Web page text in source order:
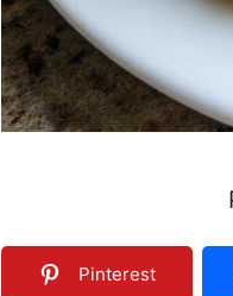
Pinterest